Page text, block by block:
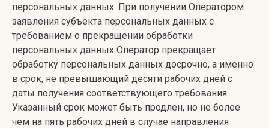
персональных данных. При получении Оператором
заявления субъекта персональных данных с
требованием о прекращении обработки
персональных данных Оператор прекращает
обработку персональных данных досрочно, а именно
в срок, не превышающий десяти рабочих дней с
даты получения соответствующего требования.
Указанный срок может быть продлен, но не более
чем на пять рабочих дней в случае направления